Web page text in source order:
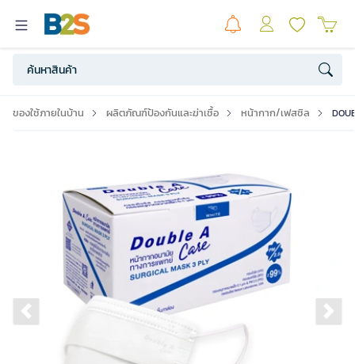
ของใช้ภายในบ้าน ผลิตภัณฑ์ป้องกันและฆ่าเชื้อ หน้ากาก/เฟสชิล
Previous slide